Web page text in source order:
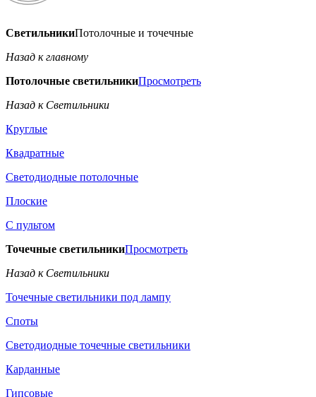
СветильникиПотолочные и точечные
Назад к главному
Потолочные светильникиПросмотреть
Назад к Светильники
Круглые
Квадратные
Светодиодные потолочные
Плоские
С пультом
Точечные светильникиПросмотреть
Назад к Светильники
Точечные светильники под лампу
Споты
Светодиодные точечные светильники
Карданные
Гипсовые